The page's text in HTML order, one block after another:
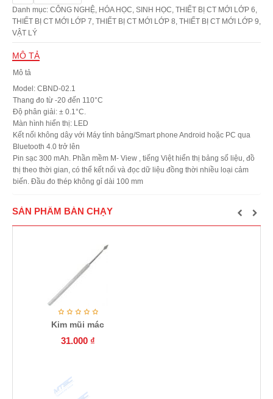
lượng
Danh mục: CÔNG NGHỆ, HÓA HỌC, SINH HỌC, THIẾT BỊ CT MỚI LỚP 6,
THIẾT BỊ CT MỚI LỚP 7, THIẾT BỊ CT MỚI LỚP 8, THIẾT BỊ CT MỚI LỚP 9,
VẬT LÝ
MÔ TẢ
Mô tả
Model: CBND-02.1
Thang đo từ -20 đến 110°C
Độ phân giải: ± 0.1°C.
Màn hình hiển thị: LED
Kết nối không dây với Máy tính bảng/Smart phone Android hoặc PC qua
Bluetooth 4.0 trở lên
Pin sạc 300 mAh. Phần mềm M- View , tiếng Việt hiển thị bảng số liệu, đồ
thị theo thời gian, có thể kết nối và đọc dữ liệu đồng thời nhiều loại cảm
biến. Đầu đo thép không gỉ dài 100 mm
SẢN PHẨM BÁN CHẠY
Kim mũi mác
31.000 ₫